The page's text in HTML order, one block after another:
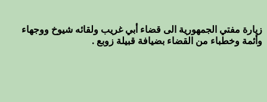
زيارة مفتي الجمهورية الى قضاء أبي غريب ولقائه شيوخ ووجهاء
وأئمة وخطباء من القضاء بضيافة قبيلة زوبع .